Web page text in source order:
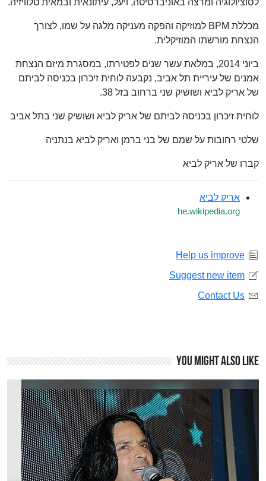
לסוציולוגיה ומרצה באוניברסיטה, ויעל, עיתונאית ובמאית טלוויזיה.
מכללת BPM למוזיקה והפקה מעניקה מלגה על שמו, לצורך
הנצחת מורשתו המוזיקלית.
ביוני 2014, במלאת עשר שנים לפטירתו, במסגרת מיזם הנצחת
אמנים של עיריית תל אביב, נקבעה לוחית זיכרון בכניסה לביתם
של אריק לביא ושושיק שני ברחוב בזל 38.
לוחית זיכרון בכניסה לביתם של אריק לביא ושושיק שני בתל אביב
שלטי רחובות על שמם של בני ברמן ואריק לביא בנתניה
קברו של אריק לביא
אריק לביא
he.wikipedia.org
Help us improve
Suggest new item
Contact Us
You might also like